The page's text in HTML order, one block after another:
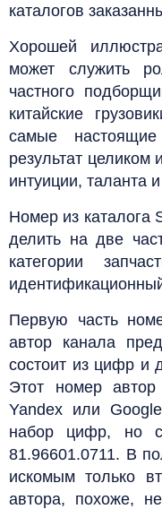
каталогов
Хорошей
может служить
частного
китайские
самые
результат целиком
интуиции, таланта
Номер из каталога
делить на две
категории
Первую часть
автор канала
состоит из цифр и
Этот номер
Yandex или
набор цифр, но с
81.96601.0711. В
искомым только
автора, похоже,